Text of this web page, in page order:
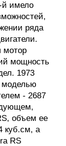
й имело
ряда
мотор
мощность
1973
моделью
- 2687
объем ее
куб.см, а
RS